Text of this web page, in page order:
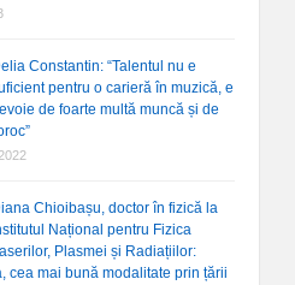
Constantin: “Talentul nu e
pentru o carieră în muzică, e
de foarte multă muncă și de
Chioibașu, doctor în fizică la
Național pentru Fizica
Plasmei și Radiațiilor:
cea mai bună modalitate prin țării